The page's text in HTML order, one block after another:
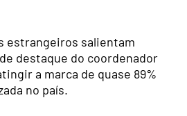
estrangeiros salientam
destaque do coordenador
a marca de quase 89%
no país.